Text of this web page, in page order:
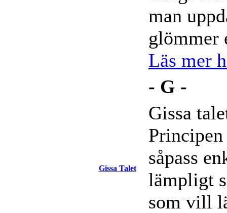
man
glömmer
Läs mer
- G -
Gissa Talet
Gissa
såpass
lämpligt
som vill